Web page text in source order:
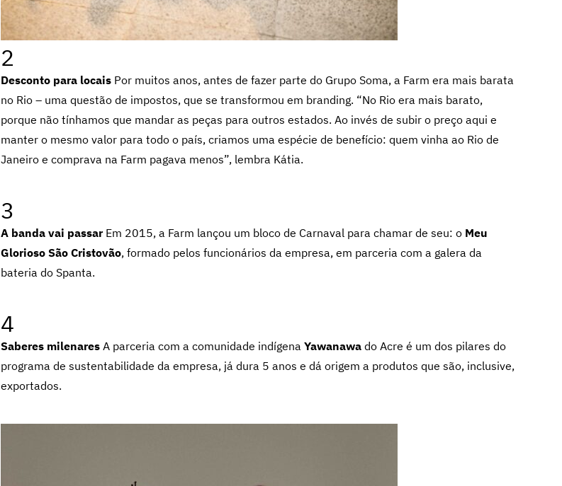
2
Desconto para locais Por muitos anos, antes de fazer parte do Grupo Soma, a Farm era mais barata
no Rio – uma questão de impostos, que se transformou em branding. “No Rio era mais barato,
porque não tínhamos que mandar as peças para outros estados. Ao invés de subir o preço aqui e
manter o mesmo valor para todo o país, criamos uma espécie de benefício: quem vinha ao Rio de
Janeiro e comprava na Farm pagava menos”, lembra Kátia.
3
A banda vai passar Em 2015, a Farm lançou um bloco de Carnaval para chamar de seu: o Meu
Glorioso São Cristovão, formado pelos funcionários da empresa, em parceria com a galera da
bateria do Spanta.
4
Saberes milenares A parceria com a comunidade indígena Yawanawa do Acre é um dos pilares do
programa de sustentabilidade da empresa, já dura 5 anos e dá origem a produtos que são, inclusive,
exportados.